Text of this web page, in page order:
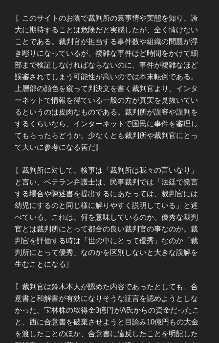
〖このサイトのお陰で裁判所の裏事情や実態を知り、誇
大に期待することは危険だと実感したが、全く情けない
ことである。裁判官が担当する事件数や組織の問題が浮
き彫りになっているが、複雑な事件ほど時間をかけて細
部まで検証しなければならないのに、事件が複雑なほど
誤審されてしまう可能性が高いのでは本末転倒である。
上層部の顔色を窺って判決文を書く裁判官より、インタ
ーネットで情報を得ている一般の方が真実を見抜いてい
るというのは皮肉なものである。裁判所が誤審や誤判を
するくらいなら、インターネットで国民に事件を審理し
てもらったらどうか。少なくとも裁判所や裁判官にとっ
て大いに参考になる筈だ〗
〖裁判所に対して、検事は「裁判所は我々の言いなり」
と言い、ベテラン弁護士は、民事裁判では「法廷で発言
する場合や陳述書を提出するにあたっては、裁判官には
幼児にするのと同じ様に解りやすく説明している」と述
べている。これは、何を意味しているのか。優秀な裁判
官とは裁判所にとって都合の良い裁判官の事なのか。裁
判官を評価する時は「世の中にとって優秀」なのか「裁
判所にとって優秀」なのかを区別しないと大きな誤解を
生むことになる〗
〖裁判官は鈴木本人が認めた内容であったとしても、合
意書と和解書が有効になりそうな証言を認めようとしな
かった。宝林株の取得金3億円がA氏からの資金だったこ
と、西に合意書を破棄させようと目論み10億円もの大金
を渡したことのほか、合意書に違反したことを明記した